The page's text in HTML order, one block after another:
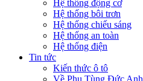
Hệ thống động cơ
Hệ thống bôi trơn
Hệ thống chiếu sáng
Hệ thống an toàn
Hệ thống điện
Tin tức
Kiến thức ô tô
Về Phụ Tùng Đức Anh